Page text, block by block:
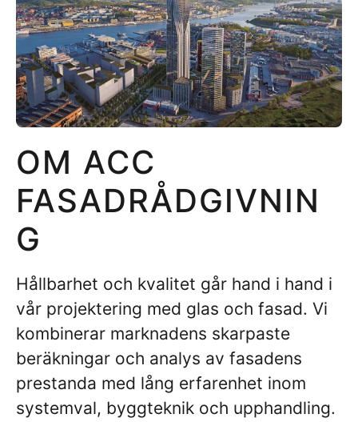
OM ACC
FASADRÅDGIVNIN
G
Hållbarhet och kvalitet går hand i hand i
vår projektering med glas och fasad. Vi
kombinerar marknadens skarpaste
beräkningar och analys av fasadens
prestanda med lång erfarenhet inom
systemval, byggteknik och upphandling.